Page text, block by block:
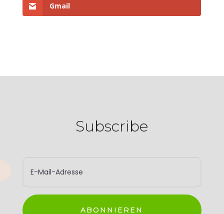
Gmail
Subscribe
ABONNIEREN